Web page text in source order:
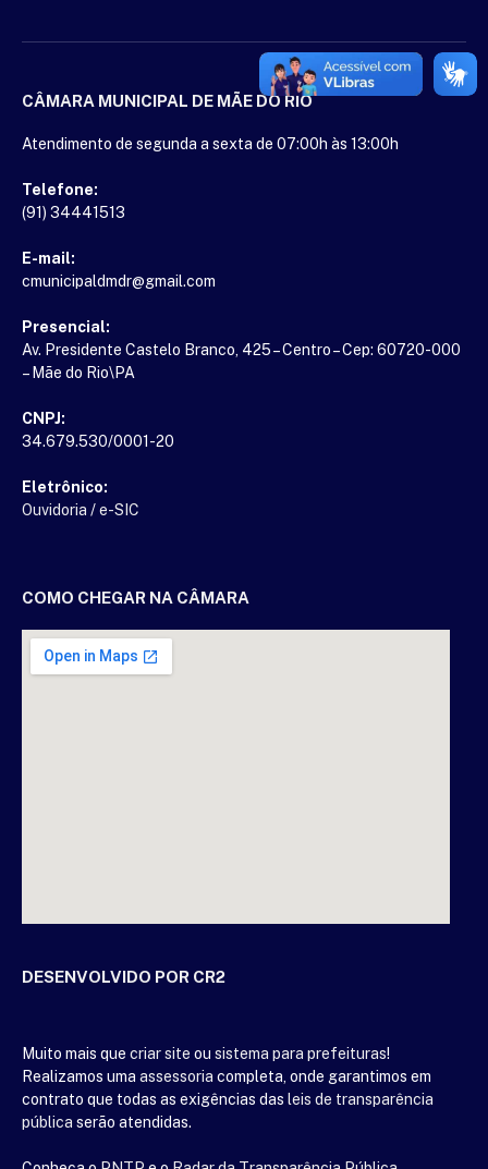
CÂMARA MUNICIPAL DE MÃE DO RIO
Atendimento de segunda a sexta de 07:00h às 13:00h
Telefone:
(91) 34441513
E-mail:
cmunicipaldmdr@gmail.com
Presencial:
Av. Presidente Castelo Branco, 425 – Centro – Cep: 60720-000
– Mãe do Rio\PA
CNPJ:
34.679.530/0001-20
Eletrônico:
Ouvidoria /e-SIC
COMO CHEGAR NA CÂMARA
DESENVOLVIDO POR CR2
Muito mais que criar site ou sistema para prefeituras!
Realizamos uma assessoria completa, onde garantimos em
contrato que todas as exigências das leis de transparência
pública serão atendidas.